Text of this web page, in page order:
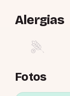
Alergias
Fotos